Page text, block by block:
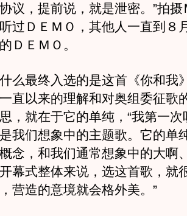
议，提前说，就是泄密。”拍
过ＤＥＭＯ，其他人一直到８
ＤＥＭＯ。
最终入选的是这首《你和我
直以来的理解和对奥组委征歌
，就在于它的单纯，“我第一
我们想象中的主题歌。它的单
念，和我们通常想象中的大啊
幕式整体来说，选这首歌，就
营造的意境就会格外美。”